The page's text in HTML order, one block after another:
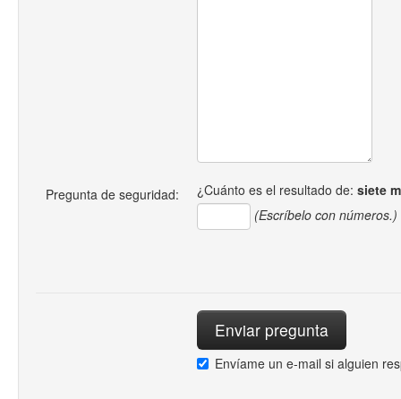
Pregunta de seguridad: ¿Cuánto es el resultado de: siete
(Escríbelo con números.)
Envíame un e-mail si alguien